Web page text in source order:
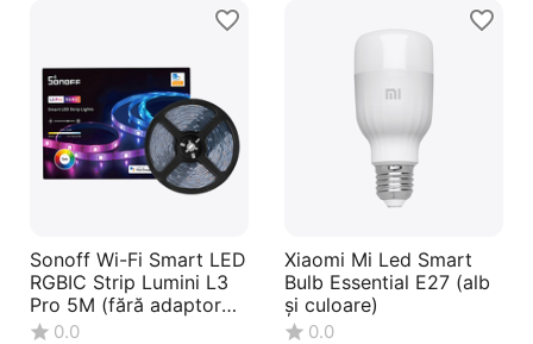
Sonoff Wi-Fi Smart LED
RGBIC Strip Lumini L3
Pro 5M (fără adaptor
AC)0.0
Xiaomi Mi Led Smart
Bulb Essential E27 (alb
și culoare)
0.0